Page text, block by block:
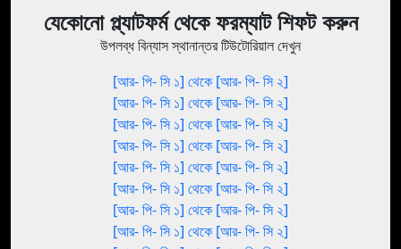
যেকোনো প্ল্যাটফর্ম থেকে ফরম্যাট শিফট করুন
উপলব্ধ বিন্যাস স্থানান্তর টিউটোরিয়াল দেখুন
[আর- পি- সি ১] থেকে [আর- পি- সি ২]
[আর- পি- সি ১] থেকে [আর- পি- সি ২]
[আর- পি- সি ১] থেকে [আর- পি- সি ২]
[আর- পি- সি ১] থেকে [আর- পি- সি ২]
[আর- পি- সি ১] থেকে [আর- পি- সি ২]
[আর- পি- সি ১] থেকে [আর- পি- সি ২]
[আর- পি- সি ১] থেকে [আর- পি- সি ২]
[আর- পি- সি ১] থেকে [আর- পি- সি ২]